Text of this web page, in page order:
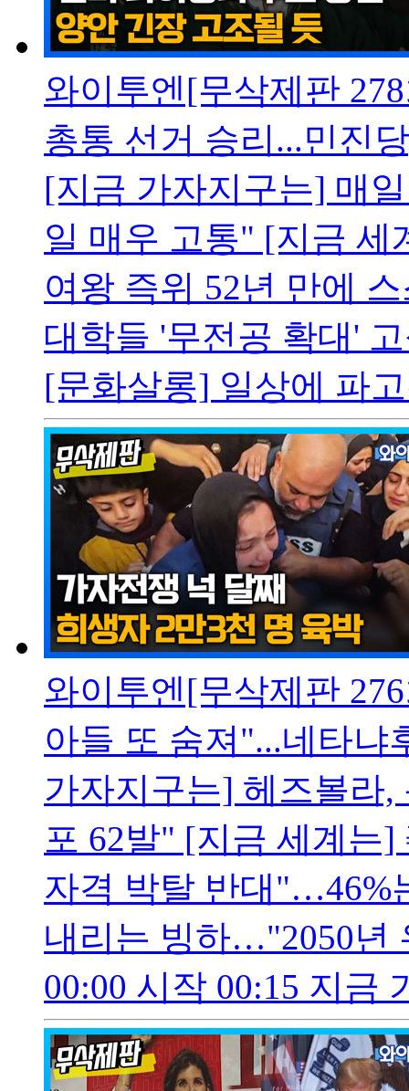
와이투엔[무삭제판
총통 선거 승리...민진
[지금 가자지구는] 매
일 매우 고통" [지금
여왕 즉위 52년 만에
대학들 '무전공 확대'
[문화살롱] 일상에 파
와이투엔[무삭제판
아들 또 숨져"...네타
가자지구는] 헤즈볼라
포 62발" [지금 세계는
자격 박탈 반대"…46%
내리는 빙하…"2050년
00:00 시작 00:15 지금